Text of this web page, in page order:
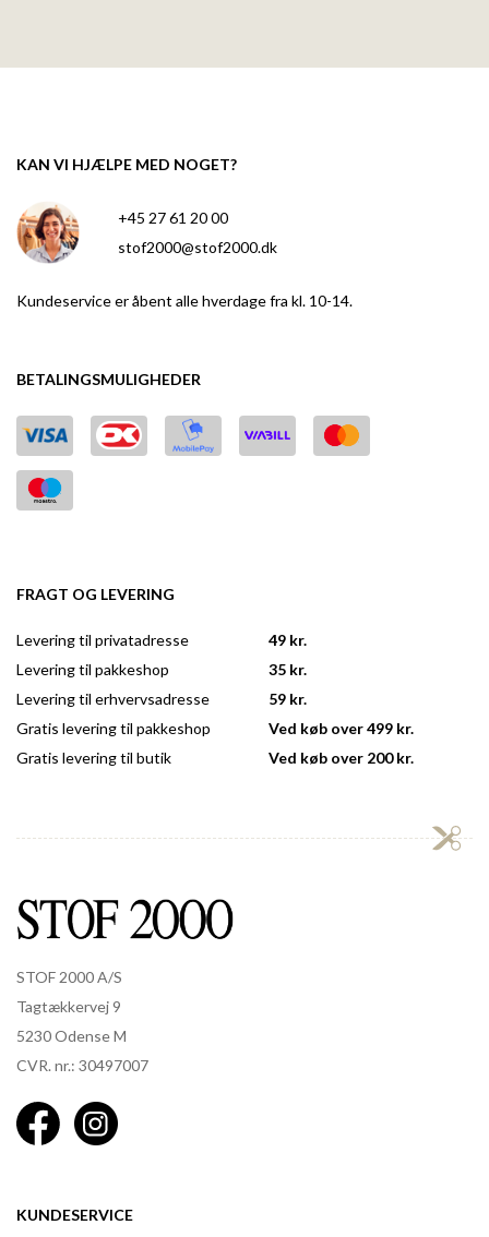
KAN VI HJÆLPE MED NOGET?
+45 27 61 20 00
stof2000@stof2000.dk
Kundeservice er åbent alle hverdage fra kl. 10-14.
BETALINGSMULIGHEDER
FRAGT OG LEVERING
Levering til privatadresse
Levering til pakkeshop
Levering til erhvervsadresse
Gratis levering til pakkeshop
Gratis levering til butik
49 kr.
35 kr.
59 kr.
Ved køb over 499 kr.
Ved køb over 200 kr.
STOF 2000 A/S
Tagtækkervej 9
5230 Odense M
CVR. nr.: 30497007
KUNDESERVICE